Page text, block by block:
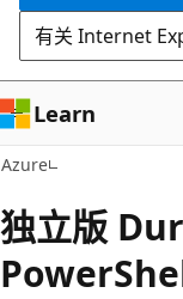
有关 Internet
Learn
Azure
独立版